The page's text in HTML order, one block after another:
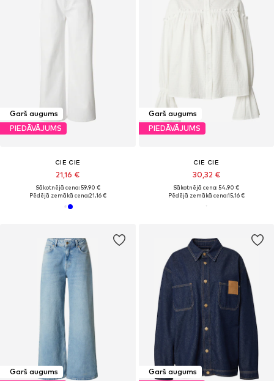
Garš augums
PIEDĀVĀJUMS
CIE CIE
21,16 €
Sākotnējā cena: 59,90 €
Pēdējā zemākā cena:21,16 €
Garš augums
PIEDĀVĀJUMS
CIE CIE
30,32 €
Sākotnējā cena: 54,90 €
Pēdējā zemākā cena:15,16 €
Garš augums
Garš augums